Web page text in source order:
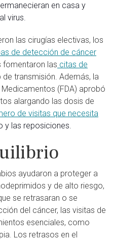
en casa y
virus.
las cirugías electivas, los
de detección de cáncer
fomentaron las citas de
transmisión. Además, la
(FDA) aprobó
alargando las dosis de
de visitas que necesita
y las reposiciones.
ayudaron a proteger a
y de alto riesgo,
se retrasaran o se
del cáncer, las visitas de
esenciales, como
Los retrasos en el